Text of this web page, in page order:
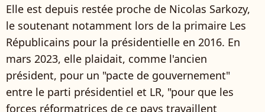
Elle est depuis restée proche de Nicolas Sarkozy,
le soutenant notamment lors de la primaire Les
Républicains pour la présidentielle en 2016. En
mars 2023, elle plaidait, comme l'ancien
président, pour un "pacte de gouvernement"
entre le parti présidentiel et LR, "pour que les
forces réformatrices de ce pays travaillent